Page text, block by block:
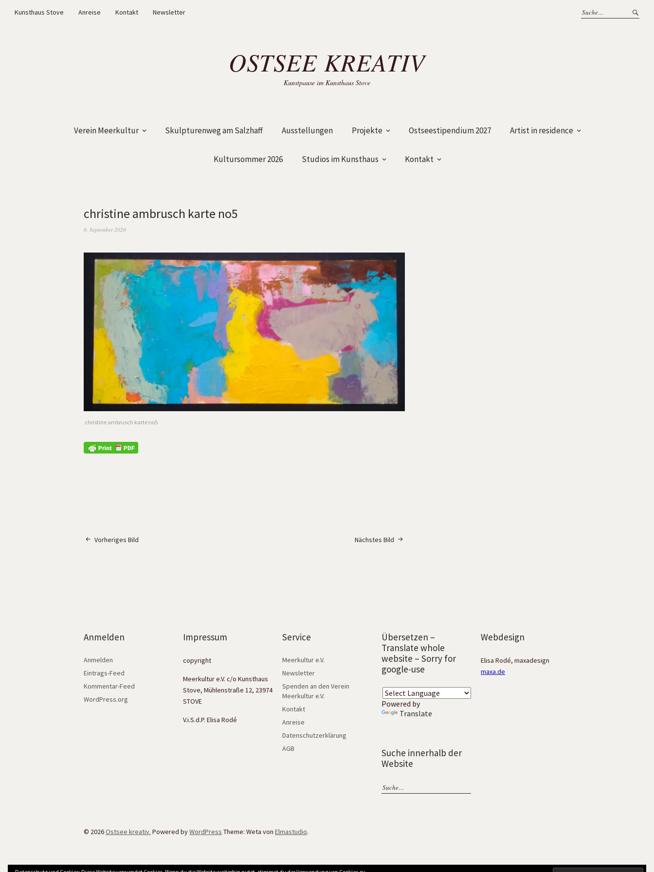
Kunsthaus Stove Anreise Kontakt Newsletter
OSTSEE KREATIV
Kunstpause im Kunsthaus Stove
Verein Meerkultur Skulpturenweg am Salzhaff Ausstellungen Projekte Ostseestipendium 2027 Artist in residence
Kultursommer 2026 Studios im Kunsthaus Kontakt
christine ambrusch karte no5
8. September 2020
christine ambrusch karte no5
Nächstes Bild
Vorheriges Bild
Anmelden
Anmelden
Eintrags-Feed
Kommentar-Feed
WordPress.org
Impressum
copyright
Meerkultur e.V. c/o Kunsthaus
Stove, Mühlenstraße 12, 23974
STOVE
V.i.S.d.P. Elisa Rodé
Service
Meerkultur e.V.
Newsletter
Spenden an den Verein
Meerkultur e.V.
Kontakt
Anreise
Datenschutzerklärung
AGB
Übersetzen –
Translate whole
website – Sorry for
google-use
Powered by
Translate
Suche innerhalb der
Website
Webdesign
Elisa Rodé, maxadesign
maxa.de
© 2026Ostsee kreativ. Powered byWordPress Theme: Weta von Elmastudio.